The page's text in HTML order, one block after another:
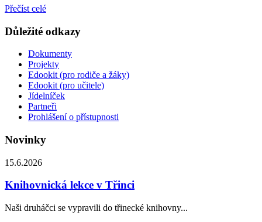
Přečíst celé
Důležité odkazy
Dokumenty
Projekty
Edookit (pro rodiče a žáky)
Edookit (pro učitele)
Jídelníček
Partneři
Prohlášení o přístupnosti
Novinky
15.6.2026
Knihovnická lekce v Třinci
Naši druháčci se vypravili do třinecké knihovny...